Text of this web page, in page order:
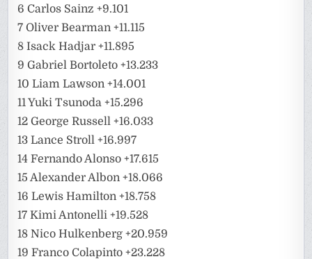
6 Carlos Sainz +9.101
7 Oliver Bearman +11.115
8 Isack Hadjar +11.895
9 Gabriel Bortoleto +13.233
10 Liam Lawson +14.001
11 Yuki Tsunoda +15.296
12 George Russell +16.033
13 Lance Stroll +16.997
14 Fernando Alonso +17.615
15 Alexander Albon +18.066
16 Lewis Hamilton +18.758
17 Kimi Antonelli +19.528
18 Nico Hulkenberg +20.959
19 Franco Colapinto +23.228